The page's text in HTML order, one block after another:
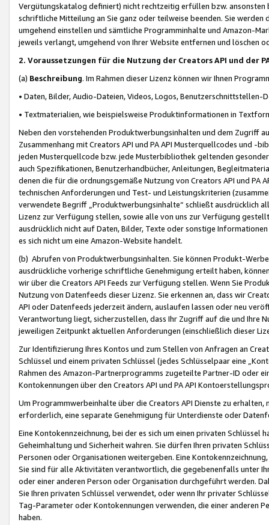
Vergütungskatalog definiert) nicht rechtzeitig erfüllen bzw. ansonsten
schriftliche Mitteilung an Sie ganz oder teilweise beenden. Sie werden
umgehend einstellen und sämtliche Programminhalte und Amazon-
jeweils verlangt, umgehend von Ihrer Website entfernen und löschen
2. Voraussetzungen für die Nutzung der Creators API und der
(a) Beschreibung. Im Rahmen dieser Lizenz können wir Ihnen
• Daten, Bilder, Audio-Dateien, Videos, Logos, Benutzerschnittstellen-
• Textmaterialien, wie beispielsweise Produktinformationen in
Neben den vorstehenden Produktwerbungsinhalten und dem Zugriff
Zusammenhang mit Creators API und PA API Musterquellcodes und
jeden Musterquellcode bzw. jede Musterbibliothek geltenden
auch Spezifikationen, Benutzerhandbücher, Anleitungen,
denen die für die ordnungsgemäße Nutzung von Creators API und PA
technischen Anforderungen und Test- und Leistungskriterien
verwendete Begriff „Produktwerbungsinhalte“ schließt ausdrücklich
Lizenz zur Verfügung stellen, sowie alle von uns zur Verfügung
ausdrücklich nicht auf Daten, Bilder, Texte oder sonstige
es sich nicht um eine Amazon-Website handelt.
(b) Abrufen von Produktwerbungsinhalten. Sie können Produkt-
ausdrückliche vorherige schriftliche Genehmigung erteilt haben,
wir über die Creators API Feeds zur Verfügung stellen. Wenn Sie
Nutzung von Datenfeeds dieser Lizenz. Sie erkennen an, dass wir
API oder Datenfeeds jederzeit ändern, auslaufen lassen oder neu
Verantwortung liegt, sicherzustellen, dass Ihr Zugriff auf die und Ihre
jeweiligen Zeitpunkt aktuellen Anforderungen (einschließlich dieser
Zur Identifizierung Ihres Kontos und zum Stellen von Anfragen an
Schlüssel und einem privaten Schlüssel (jedes Schlüsselpaar eine
Rahmen des Amazon-Partnerprogramms zugeteilte Partner-ID oder
Kontokennungen über den Creators API und PA API
Um Programmwerbeinhalte über die Creators API Dienste zu
erforderlich, eine separate Genehmigung für Unterdienste oder
Eine Kontokennzeichnung, bei der es sich um einen privaten
Geheimhaltung und Sicherheit wahren. Sie dürfen Ihren privaten
Personen oder Organisationen weitergeben. Eine
Sie sind für alle Aktivitäten verantwortlich, die gegebenenfalls unter
oder einer anderen Person oder Organisation durchgeführt werden.
Sie Ihren privaten Schlüssel verwendet, oder wenn Ihr privater
Tag-Parameter oder Kontokennungen verwenden, die einer anderen
haben.